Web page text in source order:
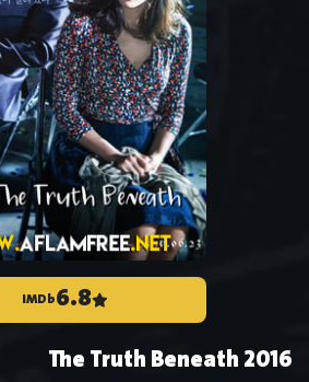
6.8
IMDb
The Truth Beneath 2016